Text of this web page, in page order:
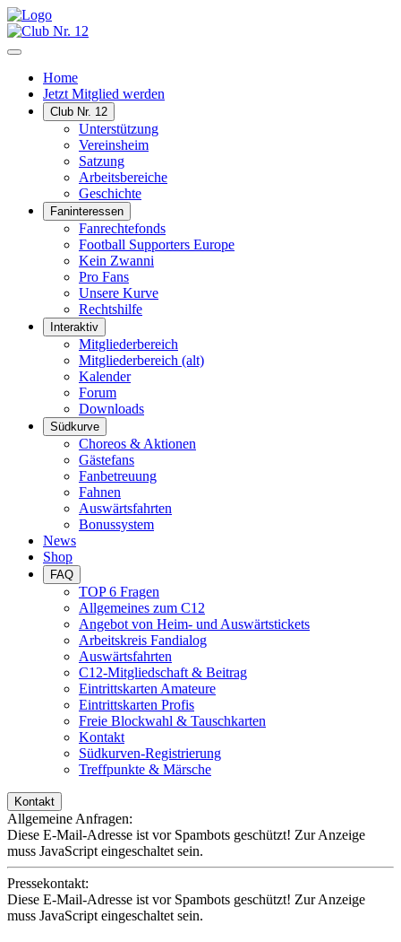
Home
Jetzt Mitglied werden
Club Nr. 12
Unterstützung
Vereinsheim
Satzung
Arbeitsbereiche
Geschichte
Faninteressen
Fanrechtefonds
Football Supporters Europe
Kein Zwanni
Pro Fans
Unsere Kurve
Rechtshilfe
Interaktiv
Mitgliederbereich
Mitgliederbereich (alt)
Kalender
Forum
Downloads
Südkurve
Choreos & Aktionen
Gästefans
Fanbetreuung
Fahnen
Auswärtsfahrten
Bonussystem
News
Shop
FAQ
TOP 6 Fragen
Allgemeines zum C12
Angebot von Heim- und Auswärtstickets
Arbeitskreis Fandialog
Auswärtsfahrten
C12-Mitgliedschaft & Beitrag
Eintrittskarten Amateure
Eintrittskarten Profis
Freie Blockwahl & Tauschkarten
Kontakt
Südkurven-Registrierung
Treffpunkte & Märsche
Kontakt
Allgemeine Anfragen:
Diese E-Mail-Adresse ist vor Spambots geschützt! Zur Anzeige
muss JavaScript eingeschaltet sein.
Pressekontakt:
Diese E-Mail-Adresse ist vor Spambots geschützt! Zur Anzeige
muss JavaScript eingeschaltet sein.